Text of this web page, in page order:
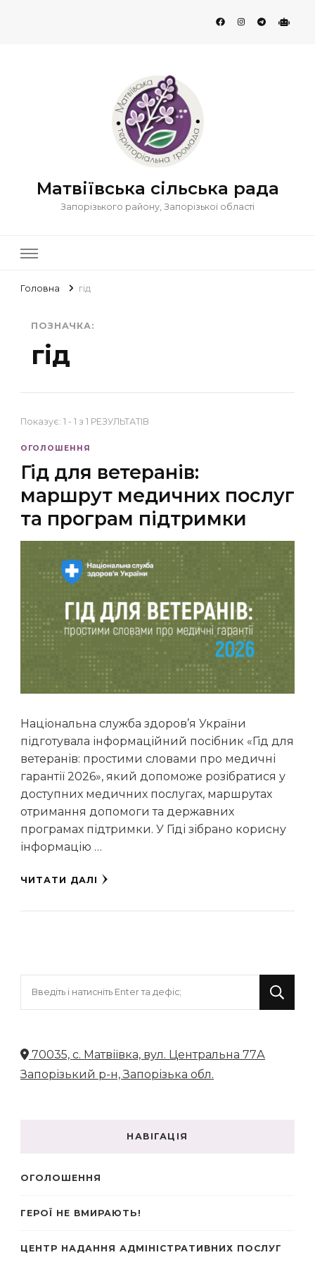
Матвіївська сільська рада
Запорізького району, Запорізької області
Головна гід
ПОЗНАЧКА:
гід
Показує: 1 - 1 з 1 РЕЗУЛЬТАТІВ
ОГОЛОШЕННЯ
Гід для ветеранів:
маршрут медичних послуг
та програм підтримки
Національна служба здоров’я України
підготувала інформаційний посібник «Гід для
ветеранів: простими словами про медичні
гарантії 2026», який допоможе розібратися у
доступних медичних послугах, маршрутах
отримання допомоги та державних
програмах підтримки. У Гіді зібрано корисну
інформацію …
ЧИТАТИ ДАЛІ
70035, с. Матвіївка, вул. Центральна 77А
Запорізький р-н, Запорізька обл.
НАВІГАЦІЯ
ОГОЛОШЕННЯ
ГЕРОЇ НЕ ВМИРАЮТЬ!
ЦЕНТР НАДАННЯ АДМІНІСТРАТИВНИХ ПОСЛУГ